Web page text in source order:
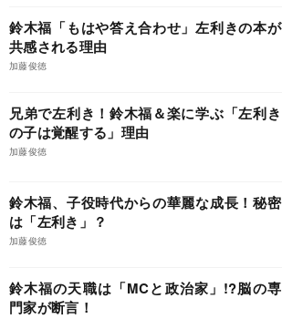
鈴木福「もはや答え合わせ」左利きの本が
共感される理由
加藤俊徳
兄弟で左利き！鈴木福＆楽に学ぶ「左利き
の子は覚醒する」理由
加藤俊徳
鈴木福、子役時代からの華麗な成長！秘密
は「左利き」？
加藤俊徳
鈴木福の天職は「MCと政治家」!?脳の専
門家が断言！